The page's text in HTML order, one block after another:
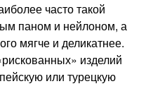
часто такой
паном и нейлоном, а
мягче и деликатнее.
изделий
или турецкую